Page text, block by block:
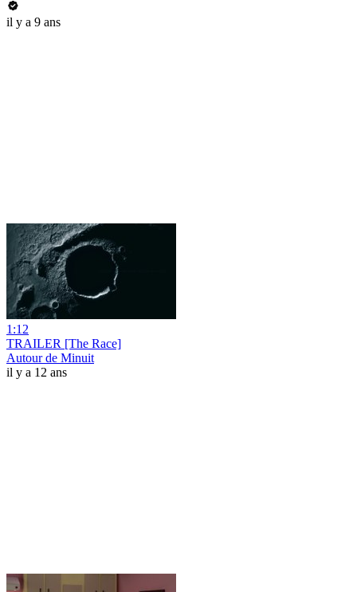
il y a 9 ans
1:12
TRAILER [The Race]
Autour de Minuit
il y a 12 ans